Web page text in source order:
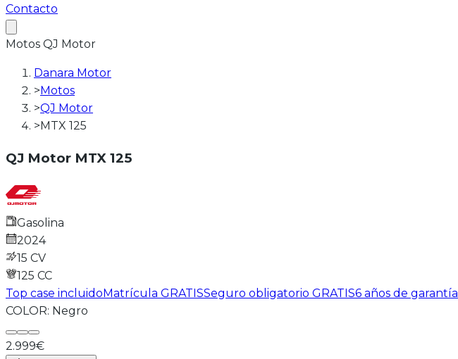
Contacto
Motos QJ Motor
Danara Motor
>Motos
>QJ Motor
>MTX 125
QJ Motor MTX 125
Gasolina
2024
15 CV
125 CC
Top case incluido Matrícula GRATISSeguro obligatorio GRATIS6 años de garantía
COLOR: Negro
2.999€